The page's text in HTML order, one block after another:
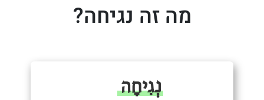
מה זה נגיחה?
נְגִיחָה